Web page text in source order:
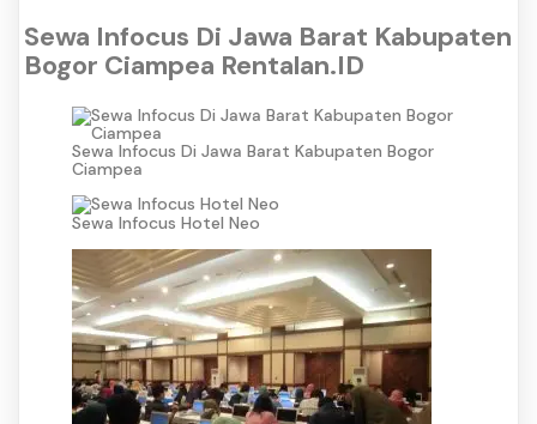
Sewa Infocus Di Jawa Barat Kabupaten
Bogor Ciampea Rentalan.ID
Sewa Infocus Di Jawa Barat Kabupaten Bogor
Ciampea
Sewa Infocus Hotel Neo